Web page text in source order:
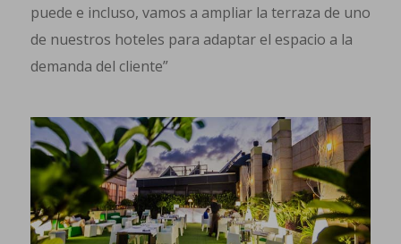
puede e incluso, vamos a ampliar la terraza de uno
de nuestros hoteles para adaptar el espacio a la
demanda del cliente”